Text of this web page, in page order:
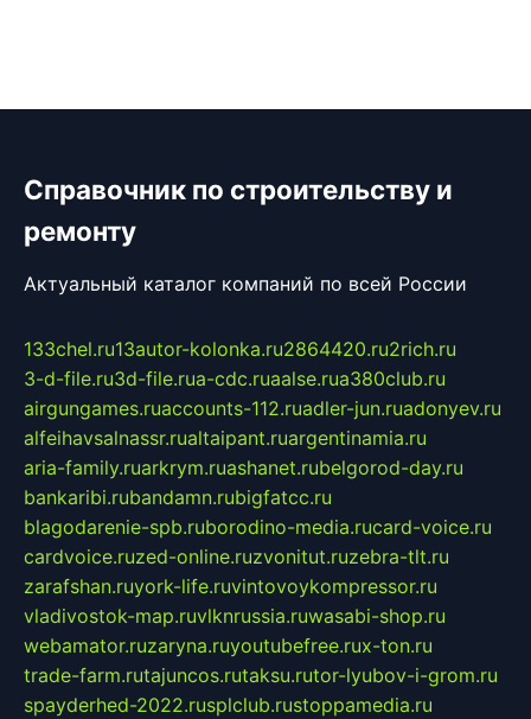
Справочник по строительству и
ремонту
Актуальный каталог компаний по всей России
133chel.ru13autor-kolonka.ru2864420.ru2rich.ru
3-d-file.ru3d-file.rua-cdc.ruaalse.rua380club.ru
airgungames.ruaccounts-112.ruadler-jun.ruadonyev.ru
alfeihavsalnassr.rualtaipant.ruargentinamia.ru
aria-family.ruarkrym.ruashanet.rubelgorod-day.ru
bankaribi.rubandamn.rubigfatcc.ru
blagodarenie-spb.ruborodino-media.rucard-voice.ru
cardvoice.ruzed-online.ruzvonitut.ruzebra-tlt.ru
zarafshan.ruyork-life.ruvintovoykompressor.ru
vladivostok-map.ruvlknrussia.ruwasabi-shop.ru
webamator.ruzaryna.ruyoutubefree.rux-ton.ru
trade-farm.rutajuncos.rutaksu.rutor-lyubov-i-grom.ru
spayderhed-2022.rusplclub.rustoppamedia.ru